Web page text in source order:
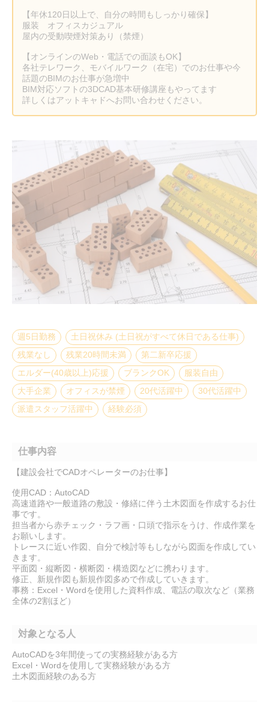
【年休120日以上で、自分の時間もしっかり確保】
服装 オフィスカジュアル
屋内の受動喫煙対策あり（禁煙）
【オンラインのWeb・電話での面談もOK】
各社テレワーク、モバイルワーク（在宅）でのお仕事や今
話題のBIMのお仕事が急増中
BIM対応ソフトの3DCAD基本研修講座もやってます
詳しくはアットキャドへお問い合わせください。
週5日勤務
土日祝休み (土日祝がすべて休日である仕事)
残業なし
残業20時間未満
第二新卒応援
エルダー(40歳以上)応援
ブランクOK
服装自由
大手企業
オフィスが禁煙 20代活躍中
30代活躍中
派遣スタッフ活躍中
経験必須
仕事内容
【建設会社でCADオペレーターのお仕事】
使用CAD：AutoCAD
高速道路や一般道路の敷設・修繕に伴う土木図面を作成するお仕
事です。
担当者から赤チェック・ラフ画・口頭で指示をうけ、作成作業を
お願いします。
トレースに近い作図、自分で検討等もしながら図面を作成してい
きます。
平面図・縦断図・横断図・構造図などに携わります。
修正、新規作図も新規作図多めで作成していきます。
事務：Excel・Wordを使用した資料作成、電話の取次など（業務
全体の2割ほど）
対象となる人
AutoCADを3年間使っての実務経験がある方
Excel・Wordを使用して実務経験がある方
土木図面経験のある方